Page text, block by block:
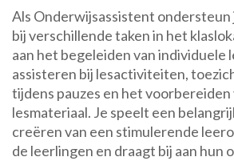
Als Onderwijsassistent
bij verschillende taken in het
aan het begeleiden van individuele
assisteren bij lesactiviteiten,
tijdens pauzes en het voorbereiden
lesmateriaal. Je speelt een
creëren van een stimulerende
de leerlingen en draagt bij aan hun